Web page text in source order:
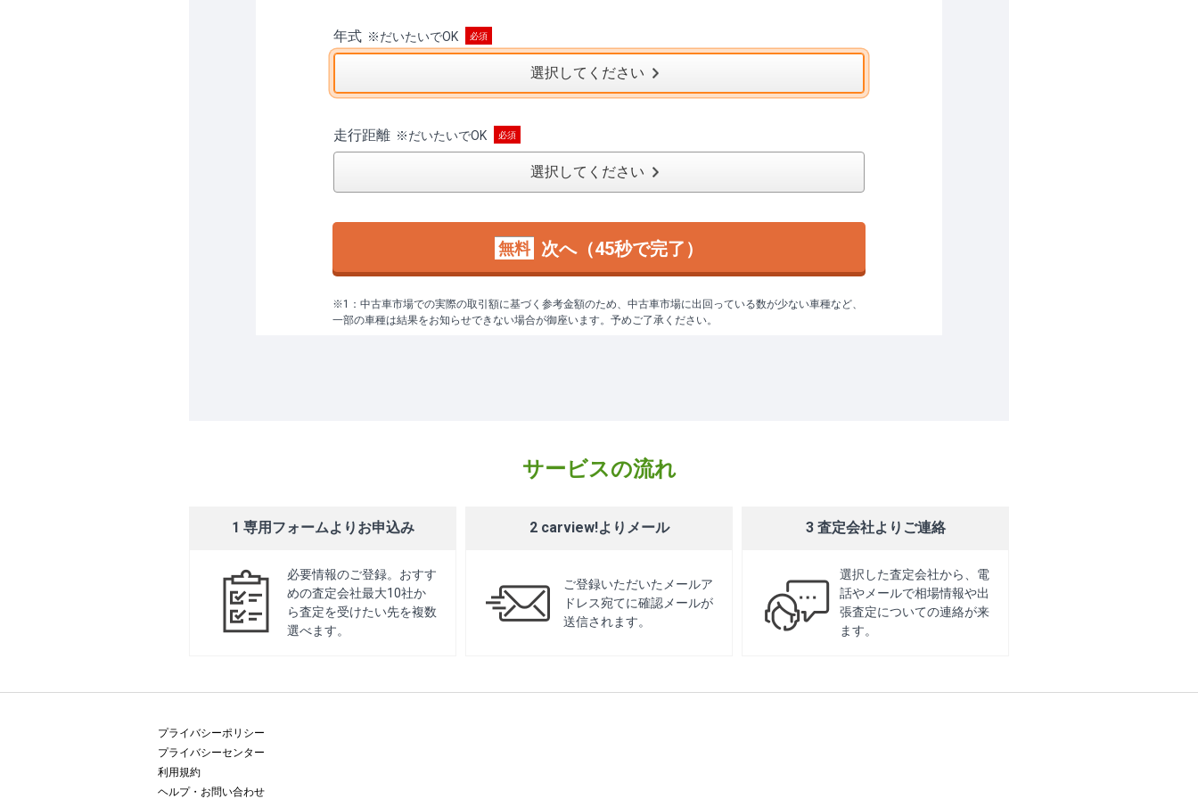
年式 ※だいたいでOK
選択してください
走行距離 ※だいたいでOK
選択してください
無料 次へ（45秒で完了）
※1：中古車市場での実際の取引額に基づく参考金額のため、中古車市場に出回っている数が少ない車種など、
一部の車種は結果をお知らせできない場合が御座います。予めご了承ください。
サービスの流れ
1 専用フォームよりお申込み
必要情報のご登録。おすす
めの査定会社最大10社か
ら査定を受けたい先を複数
選べます。
2 carview!よりメール
ご登録いただいたメールア
ドレス宛てに確認メールが
送信されます。
3 査定会社よりご連絡
選択した査定会社から、電
話やメールで相場情報や出
張査定についての連絡が来
ます。
プライバシーポリシー
プライバシーセンター
利用規約
ヘルプ・お問い合わせ